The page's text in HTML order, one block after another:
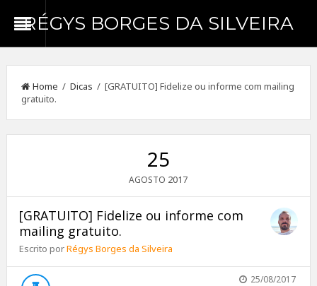
RÉGYS BORGES DA SILVEIRA
Home / Dicas / [GRATUITO] Fidelize ou informe com mailing
gratuito.
25
AGOSTO 2017
[GRATUITO] Fidelize ou informe com
mailing gratuito.
Escrito porRégys Borges da Silveira
25/08/2017